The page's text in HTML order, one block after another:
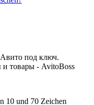
под ключ.
и товары - AvitoBoss
10 und 70 Zeichen